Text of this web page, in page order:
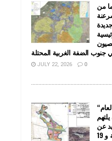
دونما من
جنوب الضفة الغربية المحتلة
JULY 22, 2026 0
........................................................
“حتى النصف الأول من العام
يلتهم
عن
22 ألف دونم مستهدفة و 19